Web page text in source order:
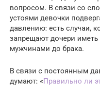
вопросом. В связи со
устоями девочки
давлению: есть случаи,
запрещают дочери иметь
мужчинами до брака.
В связи с постоянным
думают: «Правильно ли